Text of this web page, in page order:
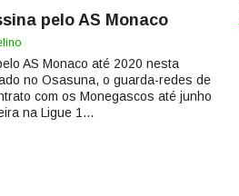
pelo AS Monaco
AS Monaco até 2020 nesta
no Osasuna, o guarda-redes de
com os Monegascos até junho
na Ligue 1...